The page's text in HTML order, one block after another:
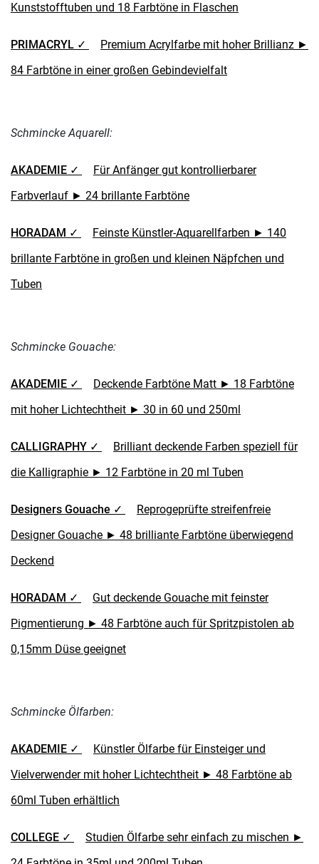
Kunststofftuben und 18 Farbtöne in Flaschen
PRIMACRYL ✓
Premium Acrylfarbe mit hoher Brillianz ►
84 Farbtöne in einer großen Gebindevielfalt
Schmincke Aquarell:
AKADEMIE ✓
Für Anfänger gut kontrollierbarer
Farbverlauf ► 24 brillante Farbtöne
HORADAM ✓
Feinste Künstler-Aquarellfarben ► 140
brillante Farbtöne in großen und kleinen Näpfchen und
Tuben
Schmincke Gouache:
AKADEMIE ✓
Deckende Farbtöne Matt ► 18 Farbtöne
mit hoher Lichtechtheit ► 30 in 60 und 250ml
CALLIGRAPHY ✓
Brilliant deckende Farben speziell für
die Kalligraphie ► 12 Farbtöne in 20 ml Tuben
Designers Gouache ✓
Reprogeprüfte streifenfreie
Designer Gouache ► 48 brilliante Farbtöne überwiegend
Deckend
HORADAM ✓
Gut deckende Gouache mit feinster
Pigmentierung ► 48 Farbtöne auch für Spritzpistolen ab
0,15mm Düse geeignet
Schmincke Ölfarben:
AKADEMIE ✓
Künstler Ölfarbe für Einsteiger und
Vielverwender mit hoher Lichtechtheit ► 48 Farbtöne ab
60ml Tuben erhältlich
COLLEGE ✓
Studien Ölfarbe sehr einfach zu mischen ►